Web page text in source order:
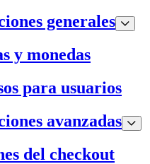
generales
y monedas
para usuarios
avanzadas
del checkout